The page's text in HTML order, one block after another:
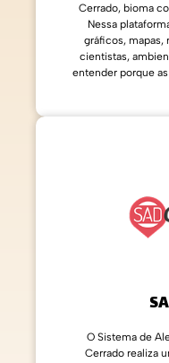
Cerrado, bioma
Nessa
gráficos, mapas,
cientistas,
entender porque
O Sistema de
Cerrado realiza